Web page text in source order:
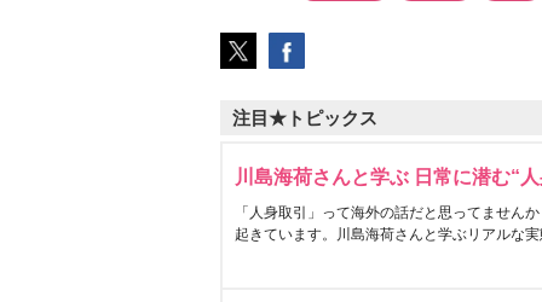
注目★トピックス
川島海荷さんと学ぶ 日常に潜む“
「人身取引」って海外の話だと思ってません
起きています。川島海荷さんと学ぶリアルな